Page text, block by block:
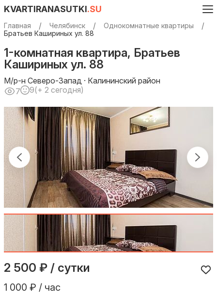
KVARTIRANASUTKI.SU
Главная Челябинск
Однокомнатные квартиры
Братьев Кашириных ул. 88
1-комнатная квартира, Братьев
Кашириных ул. 88
М/р-н Северо-Запад · Калининский район
7
9(+ 2 сегодня)
2 500 ₽ / сутки
1 000 ₽ / час